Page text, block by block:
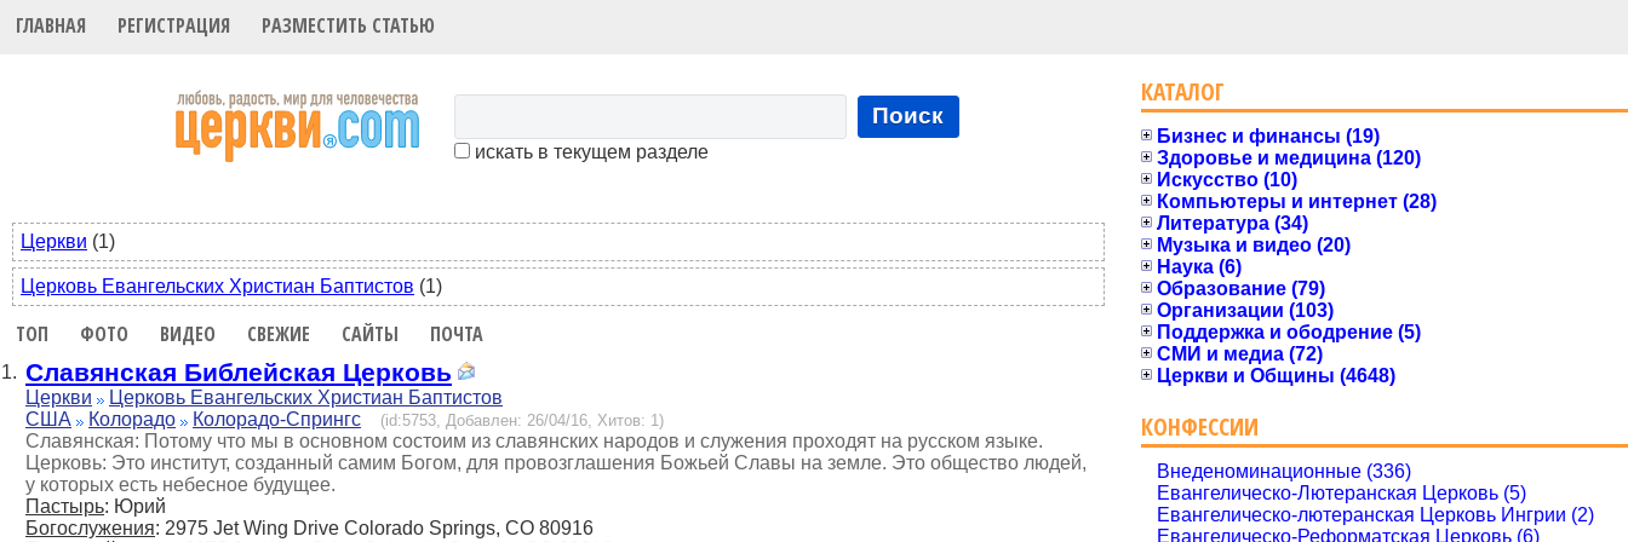
ГЛАВНАЯ РЕГИСТРАЦИЯ РАЗМЕСТИТЬ СТАТЬЮ
Поиск
искать в текущем разделе
Церкви (1)
Церковь Евангельских Христиан Баптистов (1)
ТОП ФОТО ВИДЕО СВЕЖИЕ САЙТЫ ПОЧТА
1. Славянская Библейская Церковь
Церкви
Церковь Евангельских Христиан Баптистов
США
Колорадо Колорадо-Спрингс (id:5753, Добавлен: 26/04/16, Хитов: 1)
Славянская: Потому что мы в основном состоим из славянских народов и служения проходят на русском языке.
Церковь: Это институт, созданный самим Богом, для провозглашения Божьей Славы на земле. Это общество людей,
у которых есть небесное будущее.
Пастырь: Юрий
Богослужения: 2975 Jet Wing Drive Colorado Springs, CO 80916
КАТАЛОГ
Бизнес и финансы (19)
Здоровье и медицина (120)
Искусство (10)
Компьютеры и интернет (28)
Литература (34)
Музыка и видео (20)
Наука (6)
Образование (79)
Организации (103)
Поддержка и ободрение (5)
СМИ и медиа (72)
Церкви и Общины (4648)
КОНФЕССИИ
Внеденоминационные (336)
Евангелическо-Лютеранская Церковь (5)
Евангелическо-лютеранская Церковь Ингрии (2)
Евангелическо-Реформатская Церковь (6)